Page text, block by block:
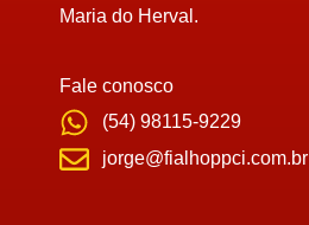
Maria do Herval.
Fale conosco
(54) 98115-9229
jorge@fialhoppci.com.br